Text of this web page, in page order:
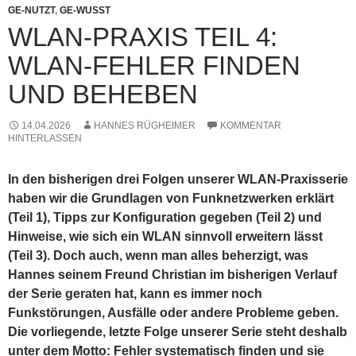
GE-NUTZT, GE-WUSST
WLAN-PRAXIS TEIL 4:
WLAN-FEHLER FINDEN
UND BEHEBEN
14.04.2026 HANNES RÜGHEIMER
KOMMENTAR
HINTERLASSEN
In den bisherigen drei Folgen unserer WLAN-Praxisserie
haben wir die Grundlagen von Funknetzwerken erklärt
(Teil 1), Tipps zur Konfiguration gegeben (Teil 2) und
Hinweise, wie sich ein WLAN sinnvoll erweitern lässt
(Teil 3). Doch auch, wenn man alles beherzigt, was
Hannes seinem Freund Christian im bisherigen Verlauf
der Serie geraten hat, kann es immer noch
Funkstörungen, Ausfälle oder andere Probleme geben.
Die vorliegende, letzte Folge unserer Serie steht deshalb
unter dem Motto: Fehler systematisch finden und sie